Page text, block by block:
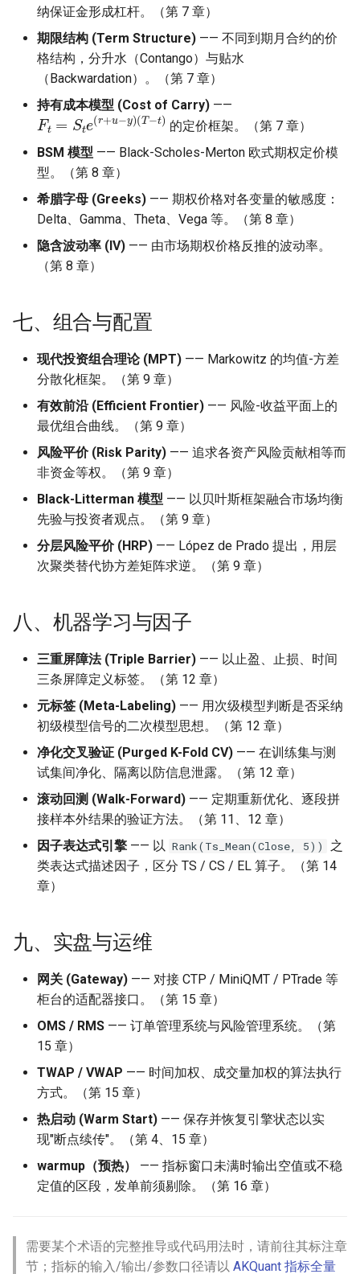
纳保证金形成杠杆。（第 7 章）
期限结构 (Term Structure) —— 不同到期月合约的价
格结构，分升水（Contango）与贴水
（Backwardation）。（第 7 章）
持有成本模型 (Cost of Carry) ——
Ft=Ste(r+u−y)
(T−t)
的定价框架。（第 7 章）
BSM 模型 —— Black-Scholes-Merton 欧式期权定价模
型。（第 8 章）
希腊字母 (Greeks) —— 期权价格对各变量的敏感度：
Delta、Gamma、Theta、Vega 等。（第 8 章）
隐含波动率 (IV) —— 由市场期权价格反推的波动率。
（第 8 章）
七、组合与配置
现代投资组合理论 (MPT) —— Markowitz 的均值-方差
分散化框架。（第 9 章）
有效前沿 (Efficient Frontier) —— 风险-收益平面上的
最优组合曲线。（第 9 章）
风险平价 (Risk Parity) —— 追求各资产风险贡献相等而
非资金等权。（第 9 章）
Black-Litterman 模型 —— 以贝叶斯框架融合市场均衡
先验与投资者观点。（第 9 章）
分层风险平价 (HRP) —— López de Prado 提出，用层
次聚类替代协方差矩阵求逆。（第 9 章）
八、机器学习与因子
三重屏障法 (Triple Barrier) —— 以止盈、止损、时间
三条屏障定义标签。（第 12 章）
元标签 (Meta-Labeling) —— 用次级模型判断是否采纳
初级模型信号的二次模型思想。（第 12 章）
净化交叉验证 (Purged K-Fold CV) —— 在训练集与测
试集间净化、隔离以防信息泄露。（第 12 章）
滚动回测 (Walk-Forward) —— 定期重新优化、逐段拼
接样本外结果的验证方法。（第 11、12 章）
因子表达式引擎 —— 以 Rank(Ts_Mean(Close, 5))
之
类表达式描述因子，区分 TS / CS / EL 算子。（第 14
章）
九、实盘与运维
网关 (Gateway) —— 对接 CTP / MiniQMT / PTrade 等
柜台的适配器接口。（第 15 章）
OMS / RMS —— 订单管理系统与风险管理系统。（第
15 章）
TWAP / VWAP —— 时间加权、成交量加权的算法执行
方式。（第 15 章）
热启动 (Warm Start) —— 保存并恢复引擎状态以实
现"断点续传"。（第 4、15 章）
warmup（预热）
—— 指标窗口未满时输出空值或不稳
定值的区段，发单前须剔除。（第 16 章）
需要某个术语的完整推导或代码用法时，请前往其标注章
节；指标的输入/输出/参数口径请以 AKQuant 指标全量